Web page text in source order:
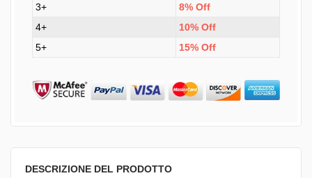
3+
8% Off
4+
10% Off
5+
15% Off
DESCRIZIONE DEL PRODOTTO